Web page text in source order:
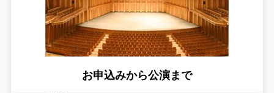
お申込みから公演まで